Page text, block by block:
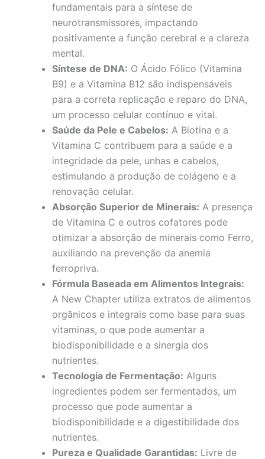
fundamentais para a síntese de
neurotransmissores, impactando
positivamente a função cerebral e a clareza
mental.
Síntese de DNA: O Ácido Fólico (Vitamina
B9) e a Vitamina B12 são indispensáveis
para a correta replicação e reparo do DNA,
um processo celular contínuo e vital.
Saúde da Pele e Cabelos: A Biotina e a
Vitamina C contribuem para a saúde e a
integridade da pele, unhas e cabelos,
estimulando a produção de colágeno e a
renovação celular.
Absorção Superior de Minerais: A presença
de Vitamina C e outros cofatores pode
otimizar a absorção de minerais como Ferro,
auxiliando na prevenção da anemia
ferropriva.
Fórmula Baseada em Alimentos Integrais:
A New Chapter utiliza extratos de alimentos
orgânicos e integrais como base para suas
vitaminas, o que pode aumentar a
biodisponibilidade e a sinergia dos
nutrientes.
Tecnologia de Fermentação: Alguns
ingredientes podem ser fermentados, um
processo que pode aumentar a
biodisponibilidade e a digestibilidade dos
nutrientes.
Pureza e Qualidade Garantidas: Livre de